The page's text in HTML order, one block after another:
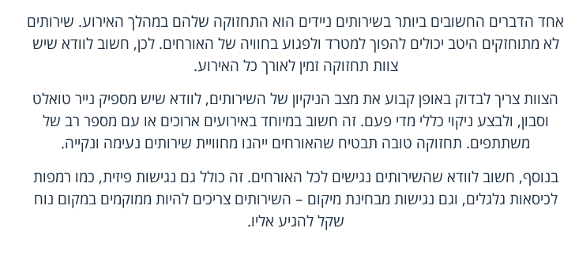
אחד הדברים החשובים ביותר בשירותים ניידים הוא התחזוקה שלהם במהלך האירוע. שירותים
לא מתוחזקים היטב יכולים להפוך למטרד ולפגוע בחוויה של האורחים. לכן, חשוב לוודא שיש
צוות תחזוקה זמין לאורך כל האירוע.
הצוות צריך לבדוק באופן קבוע את מצב הניקיון של השירותים, לוודא שיש מספיק נייר טואלט
וסבון, ולבצע ניקוי כללי מדי פעם. זה חשוב במיוחד באירועים ארוכים או עם מספר רב של
משתתפים. תחזוקה טובה תבטיח שהאורחים ייהנו מחוויית שירותים נעימה ונקייה.
בנוסף, חשוב לוודא שהשירותים נגישים לכל האורחים. זה כולל גם נגישות פיזית, כמו רמפות
לכיסאות גלגלים, וגם נגישות מבחינת מיקום – השירותים צריכים להיות ממוקמים במקום נוח
שקל להגיע אליו.